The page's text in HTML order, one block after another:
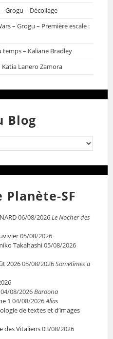
Grogu – Décollage
– Grogu – Première escale :
temps – Kaliane Bradley
Katia Lanero Zamora
Blog
Planète-SF
06/08/2026Le Nocher des
05/08/2026
Takahashi05/08/2026
202605/08/2026Sometimes a
04/08/2026Baroona
1 04/08/2026Alias
de textes et d’images
des Vitaliens03/08/2026